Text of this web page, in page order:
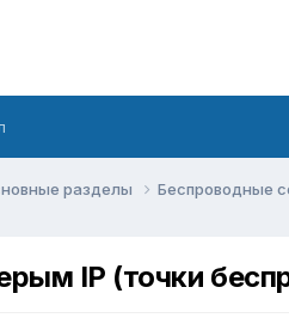
разделы Беспроводные
IP (точки